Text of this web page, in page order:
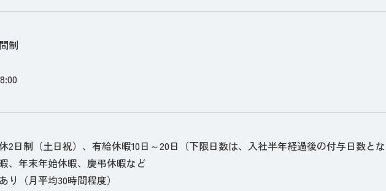
制
2日制（土日祝）、有給休暇10日～20日（下限日数は、入社半年経過後の付与日数とな
、年末年始休暇、慶弔休暇など
り（月平均30時間程度）